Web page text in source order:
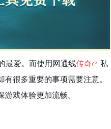
最爱。而使用网通线传奇
私
很多重要的事项需要注意。
戏体验更加流畅。